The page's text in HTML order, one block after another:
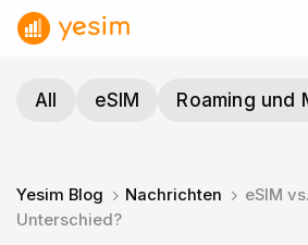
Zum
Inhalt
All
eSIM Roaming und
Yesim Blog Nachrichten
eSIM
Unterschied?